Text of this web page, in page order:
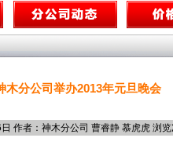
木分公司举办2013年元旦晚会
作者：神木分公司 曹睿静 慕虎虎 浏